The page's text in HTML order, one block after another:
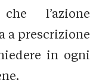
l’azione
a prescrizione
in ogni